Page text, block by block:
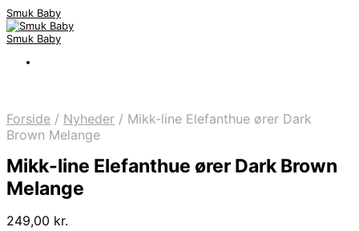
Smuk Baby
Smuk Baby
Forside / Nyheder / Mikk-line Elefanthue ører Dark
Brown Melange
Mikk-line Elefanthue ører Dark Brown
Melange
249,00 kr.